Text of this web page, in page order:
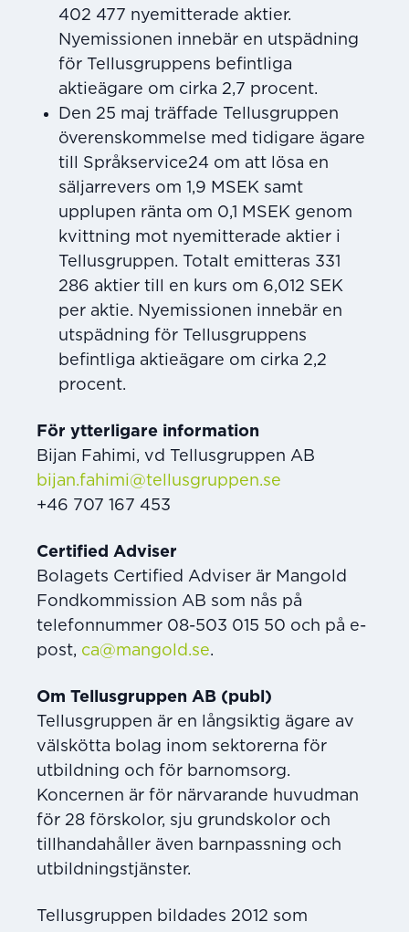
402 477 nyemitterade aktier.
Nyemissionen innebär en utspädning
för Tellusgruppens befintliga
aktieägare om cirka 2,7 procent.
Den 25 maj träffade Tellusgruppen
överenskommelse med tidigare ägare
till Språkservice24 om att lösa en
säljarrevers om 1,9 MSEK samt
upplupen ränta om 0,1 MSEK genom
kvittning mot nyemitterade aktier i
Tellusgruppen. Totalt emitteras 331
286 aktier till en kurs om 6,012 SEK
per aktie. Nyemissionen innebär en
utspädning för Tellusgruppens
befintliga aktieägare om cirka 2,2
procent.
För ytterligare information
Bijan Fahimi, vd Tellusgruppen AB
bijan.fahimi@tellusgruppen.se
+46 707 167 453
Certified Adviser
Bolagets Certified Adviser är Mangold
Fondkommission AB som nås på
telefonnummer 08-503 015 50 och på e-
post, ca@mangold.se.
Om Tellusgruppen AB (publ)
Tellusgruppen är en långsiktig ägare av
välskötta bolag inom sektorerna för
utbildning och för barnomsorg.
Koncernen är för närvarande huvudman
för 28 förskolor, sju grundskolor och
tillhandahåller även barnpassning och
utbildningstjänster.
Tellusgruppen bildades 2012 som